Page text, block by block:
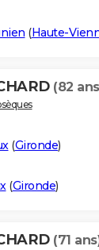
(Haute-
(82
(Gironde)
(Gironde)
(71